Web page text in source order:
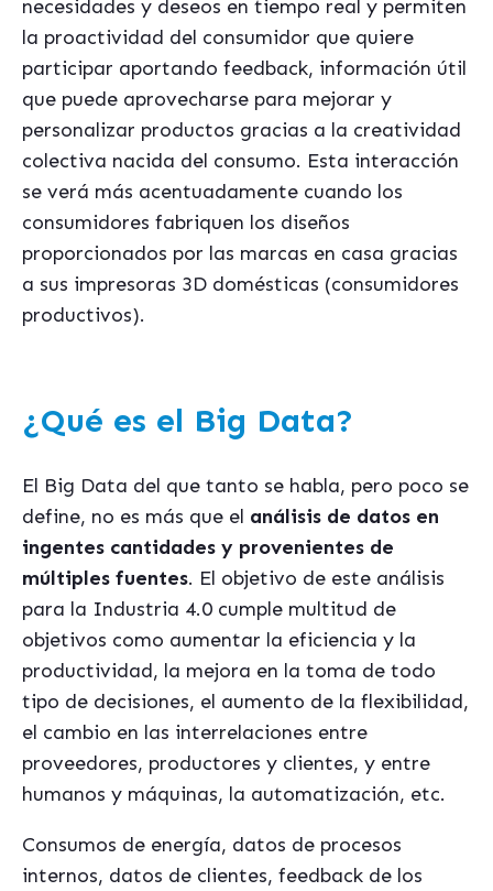
necesidades y deseos en tiempo real y permiten
la proactividad del consumidor que quiere
participar aportando feedback, información útil
que puede aprovecharse para mejorar y
personalizar productos gracias a la creatividad
colectiva nacida del consumo. Esta interacción
se verá más acentuadamente cuando los
consumidores fabriquen los diseños
proporcionados por las marcas en casa gracias
a sus impresoras 3D domésticas (consumidores
productivos).
¿Qué es el Big Data?
El Big Data del que tanto se habla, pero poco se
define, no es más que el análisis de datos en
ingentes cantidades y provenientes de
múltiples fuentes. El objetivo de este análisis
para la Industria 4.0 cumple multitud de
objetivos como aumentar la eficiencia y la
productividad, la mejora en la toma de todo
tipo de decisiones, el aumento de la flexibilidad,
el cambio en las interrelaciones entre
proveedores, productores y clientes, y entre
humanos y máquinas, la automatización, etc.
Consumos de energía, datos de procesos
internos, datos de clientes, feedback de los